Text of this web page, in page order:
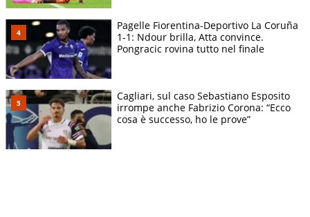
Pagelle Fiorentina-Deportivo La Coruña
1-1: Ndour brilla, Atta convince.
Pongracic rovina tutto nel finale
Cagliari, sul caso Sebastiano Esposito
irrompe anche Fabrizio Corona: “Ecco
cosa è successo, ho le prove”